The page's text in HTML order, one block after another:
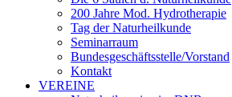
200 Jahre Mod. Hydrotherapie
Tag der Naturheilkunde
Seminarraum
Bundesgeschäftsstelle/Vorstand
Kontakt
VEREINE